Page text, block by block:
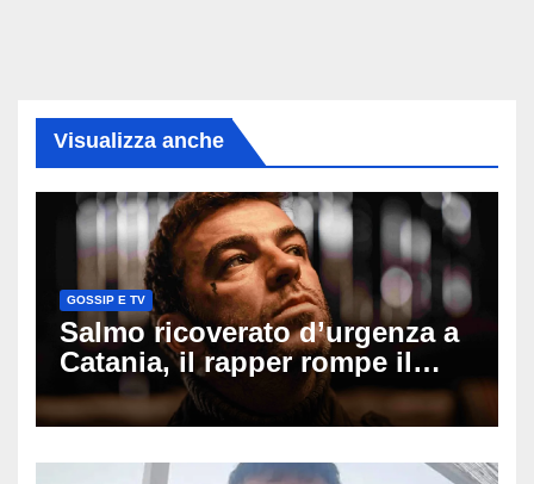
Visualizza anche
GOSSIP E TV
Salmo ricoverato d’urgenza a
Catania, il rapper rompe il
silenzio dopo la notte in
ospedale: come sta e cosa